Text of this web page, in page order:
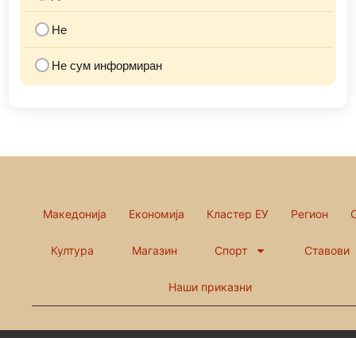
Не
Не сум информиран
Македонија Економија Кластер ЕУ Регион
Култура Магазин Спорт Ставови
Наши приказни